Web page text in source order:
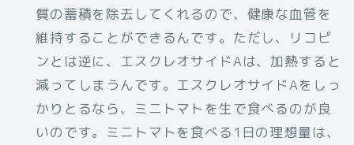
質の蓄積を除去してくれるので、健康な血管を
維持することができるんです。ただし、リコピ
ンとは逆に、エスクレオサイドAは、加熱すると
減ってしまうんです。エスクレオサイドAをしっ
かりとるなら、ミニトマトを生で食べるのが良
いのです。ミニトマトを食べる1日の理想量は、